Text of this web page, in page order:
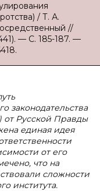
/ Т. А.
//
— С. 185-187. —
законодательства
от Русской Правды
единая идея
от его
что на
сложности
института.